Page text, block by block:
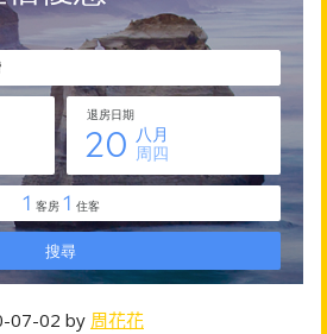
07-02 by 周花花